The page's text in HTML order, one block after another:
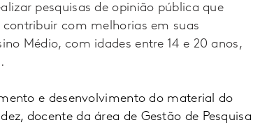
pesquisas de opinião pública que
com melhorias em suas
Médio, com idades entre 14 e 20 anos,
e desenvolvimento do material do
docente da área de Gestão de Pesquisa